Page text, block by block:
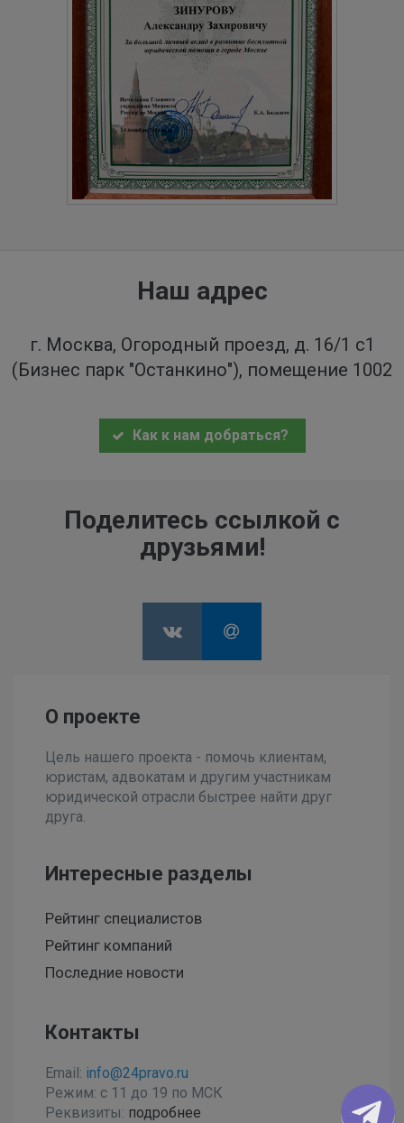
Наш адрес
г. Москва, Огородный проезд, д. 16/1 с1
(Бизнес парк "Останкино"), помещение 1002
Как к нам добраться?
Поделитесь ссылкой с
друзьями!
О проекте
Цель нашего проекта - помочь клиентам,
юристам, адвокатам и другим участникам
юридической отрасли быстрее найти друг
друга.
Интересные разделы
Рейтинг специалистов
Рейтинг компаний
Последние новости
Контакты
Email: info@24pravo.ru
Режим: с 11 до 19 по МСК
Реквизиты: подробнее